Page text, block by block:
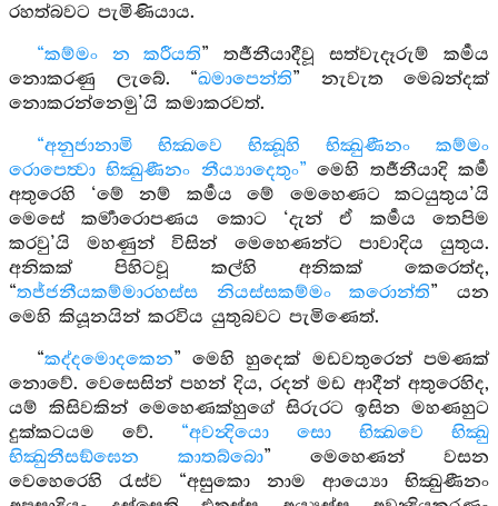
රහත්බවට පැමිණියාය.
“කම්මං න කරීයති” තර්‍ජනීයාදීවූ සත්වැදෑරුම් කර්‍මය
නොකරණු ලැබේ. “ඛමාපෙන්ති” නැවැත මෙබන්දක්
නොකරන්නෙමු’යි කමාකරවත්.
“අනුජානාමි භික්‍ඛවෙ භික්‍ඛූහි භික්‍ඛුණීනං කම්මං
රොපෙත්‍වා භික්‍ඛුණීනං නීය්‍යාදෙතුං” මෙහි තර්‍ජනීයාදි කර්‍ම
අතුරෙහි ‘මේ නම් කර්‍මය මේ මෙහෙණට කටයුතුය’යි
මෙසේ කර්‍මාරොපණය කොට ‘දැන් ඒ කර්‍මය තෙපිම
කරවු’යි මහණුන් විසින් මෙහෙණන්ට පාවාදිය යුතුය.
අනිකක් පිහිටවූ කල්හි අනිකක් කෙරෙත්ද,
“තජ්ජනීයකම්මාරහස්ස නියස්සකම්මං කරොන්ති” යන
මෙහි කියූනයින් කරවිය යුතුබවට පැමිණෙත්.
“කද්දමොදකෙන” මෙහි හුදෙක් මඩවතුරෙන් පමණක්
නොවේ. වෙසෙසින් පහන් දිය, රදන් මඩ ආදීන් අතුරෙහිද,
යම් කිසිවකින් මෙහෙණක්හුගේ සිරුරට ඉසින මහණහුට
දුක්කටයම වේ. “අවන්‍දියො සො භික්‍ඛවෙ භික්‍ඛු
භික්‍ඛුනීසඞ්ඝෙන කාතබ්බො” මෙහෙණන් වසන
වෙහෙරෙහි රැස්ව “අසුකො නාම ආය්‍යො භික්‍ඛුණීනං